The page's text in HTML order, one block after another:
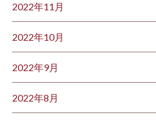
2022年11月
2022年10月
2022年9月
2022年8月